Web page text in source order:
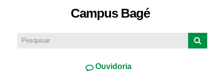
Campus Bagé
Ouvidoria